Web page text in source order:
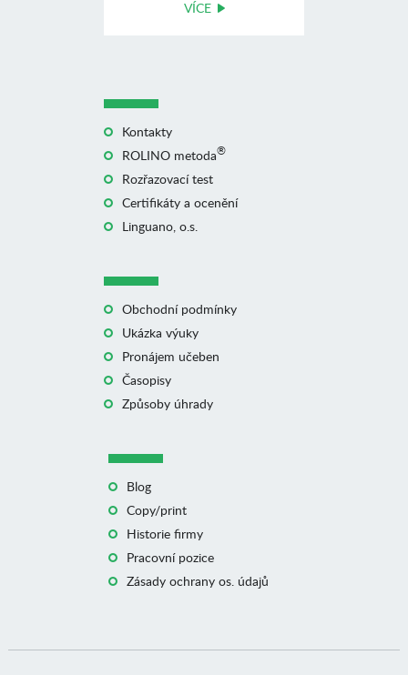
VÍCE
Kontakty
ROLINO metoda®
Rozřazovací test
Certifikáty a ocenění
Linguano, o.s.
Obchodní podmínky
Ukázka výuky
Pronájem učeben
Časopisy
Způsoby úhrady
Blog
Copy/print
Historie firmy
Pracovní pozice
Zásady ochrany os. údajů